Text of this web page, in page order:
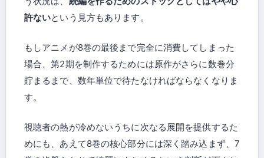
許ないという見方もあります。
もしアニメが8巻の最後まで完全に消費してしまった
場合、第2期を制作するためには原作がさらに数巻分
貯まるまで、数年単位で待たなければならなくなりま
す。
視聴者の熱が冷めないうちに次なる展開を提供するた
めにも、あえて8巻の核心部分には深く踏み込まず、7